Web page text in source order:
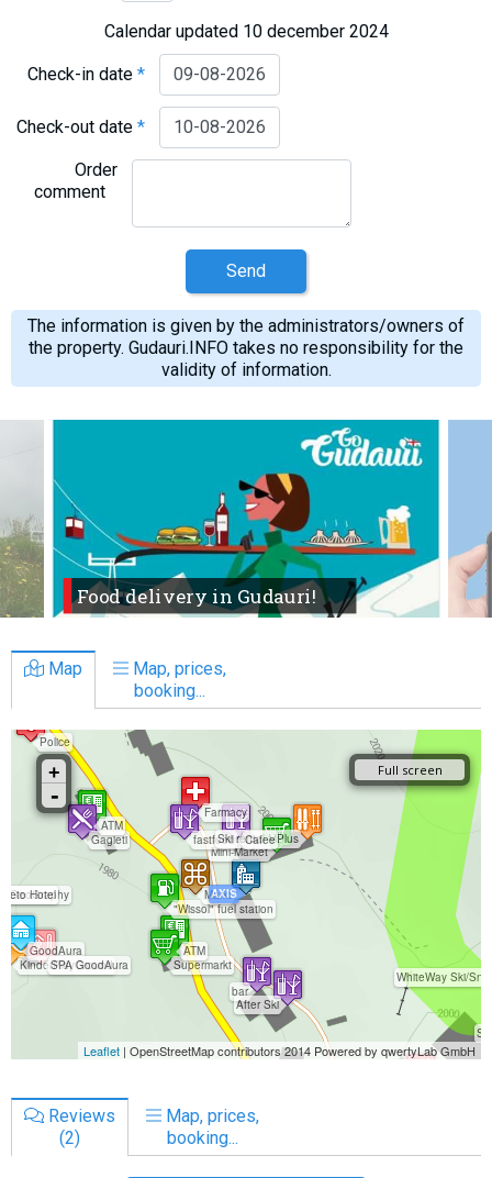
Calendar updated 10 december 2024
Check-in date*
Check-out date*
Order
comment
Send
The information is given by the administrators/owners of
the property. Gudauri.INFO takes no responsibility for the
validity of information.
Food delivery in Gudauri!
Map
Map, prices,
booking...
Reviews
(2)
Map, prices,
booking...